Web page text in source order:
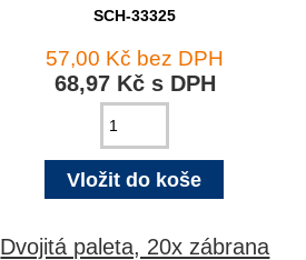
SCH-33325
57,00 Kč bez DPH
68,97 Kč s DPH
Dvojitá paleta, 20x zábrana